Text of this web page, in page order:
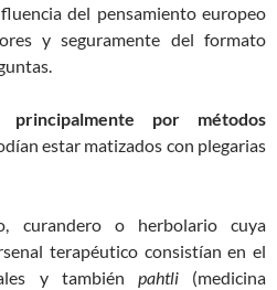
del pensamiento europeo
y seguramente del formato
principalmente por métodos
estar matizados con plegarias
curandero o herbolario cuya
terapéutico consistían en el
y también pahtli(medicina